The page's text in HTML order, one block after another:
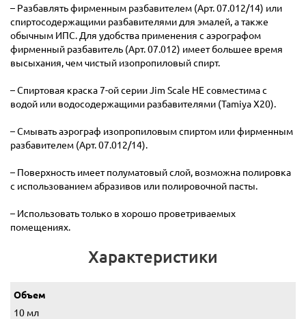
– Разбавлять фирменным разбавителем (Арт. 07.012/14) или
спиртосодержащими разбавителями для эмалей, а также
обычным ИПС. Для удобства применения с аэрографом
фирменный разбавитель (Арт. 07.012) имеет большее время
высыхания, чем чистый изопропиловый спирт.
– Спиртовая краска 7-ой серии Jim Scale НЕ совместима с
водой или водосодержащими разбавителями (Tamiya X20).
– Смывать аэрограф изопропиловым спиртом или фирменным
разбавителем (Арт. 07.012/14).
– Поверхность имеет полуматовый слой, возможна полировка
с использованием абразивов или полировочной пасты.
– Использовать только в хорошо проветриваемых
помещениях.
Характеристики
Объем
10 мл